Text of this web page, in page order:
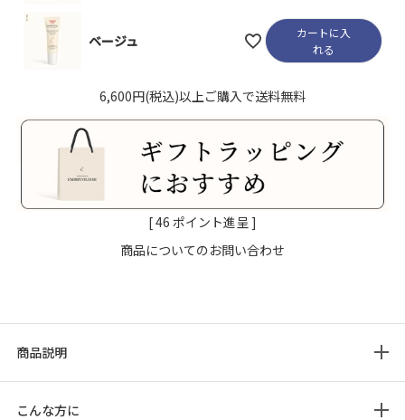
ベージュ
カートに入
れる
6,600円(税込)以上ご購入で送料無料
[46 ポイント進呈 ]
商品についてのお問い合わせ
商品説明
こんな方に